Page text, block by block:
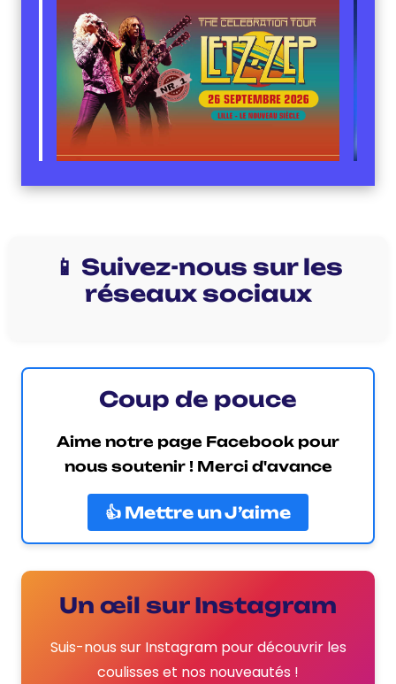
📱 Suivez-nous sur les
réseaux sociaux
Coup de pouce
Aime notre page Facebook pour
nous soutenir ! Merci d'avance
👍 Mettre un J’aime
Un œil sur Instagram
Suis-nous sur Instagram pour découvrir les
coulisses et nos nouveautés !